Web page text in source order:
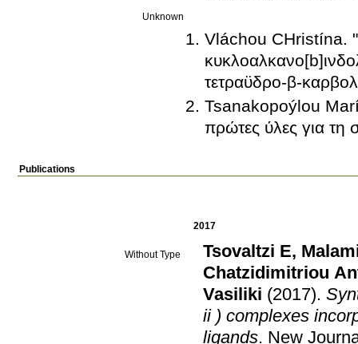
Unknown
Vláchou CΗristína.
τετραϋδρο-β-
Tsanakopoýlou
πρώτες ύλες για
Publications
2017
Without Type Tsovaltzi E,
Chatzidimitriou
Vasiliki (2017).
ii ) complexes
ligands. New